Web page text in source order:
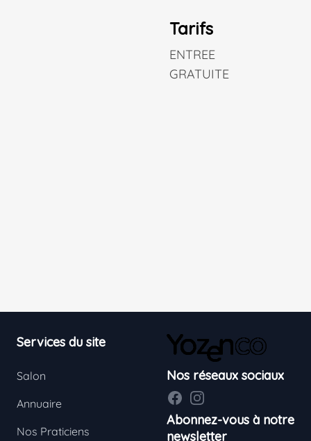
Tarifs
ENTREE
GRATUITE
Services du site
Salon
Annuaire
Nos Praticiens
Nos réseaux sociaux
FacebookInstagram
Abonnez-vous à notre
newsletter